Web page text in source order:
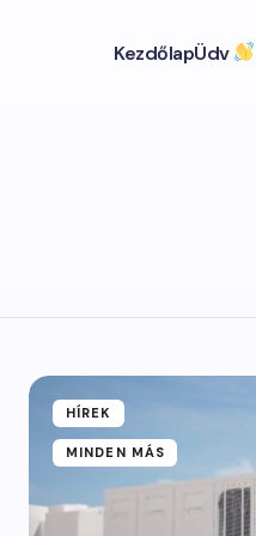
KezdőlapÜdv
HÍREK
MINDEN MÁS